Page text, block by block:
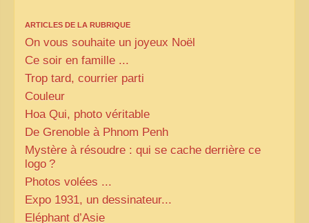
ARTICLES DE LA RUBRIQUE
On vous souhaite un joyeux Noël
Ce soir en famille ...
Trop tard, courrier parti
Couleur
Hoa Qui, photo véritable
De Grenoble à Phnom Penh
Mystère à résoudre : qui se cache derrière ce
logo ?
Photos volées ...
Expo 1931, un dessinateur...
Eléphant d’Asie